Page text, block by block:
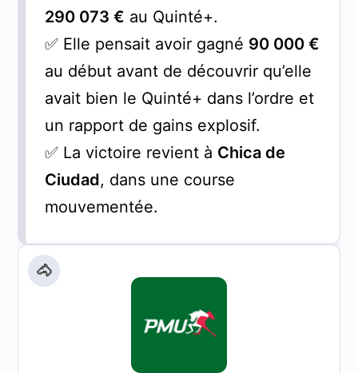
290 073 € au Quinté+.
✅ Elle pensait avoir gagné 90 000 €
au début avant de découvrir qu’elle
avait bien le Quinté+ dans l’ordre et
un rapport de gains explosif.
✅ La victoire revient à Chica de
Ciudad, dans une course
mouvementée.
🐴